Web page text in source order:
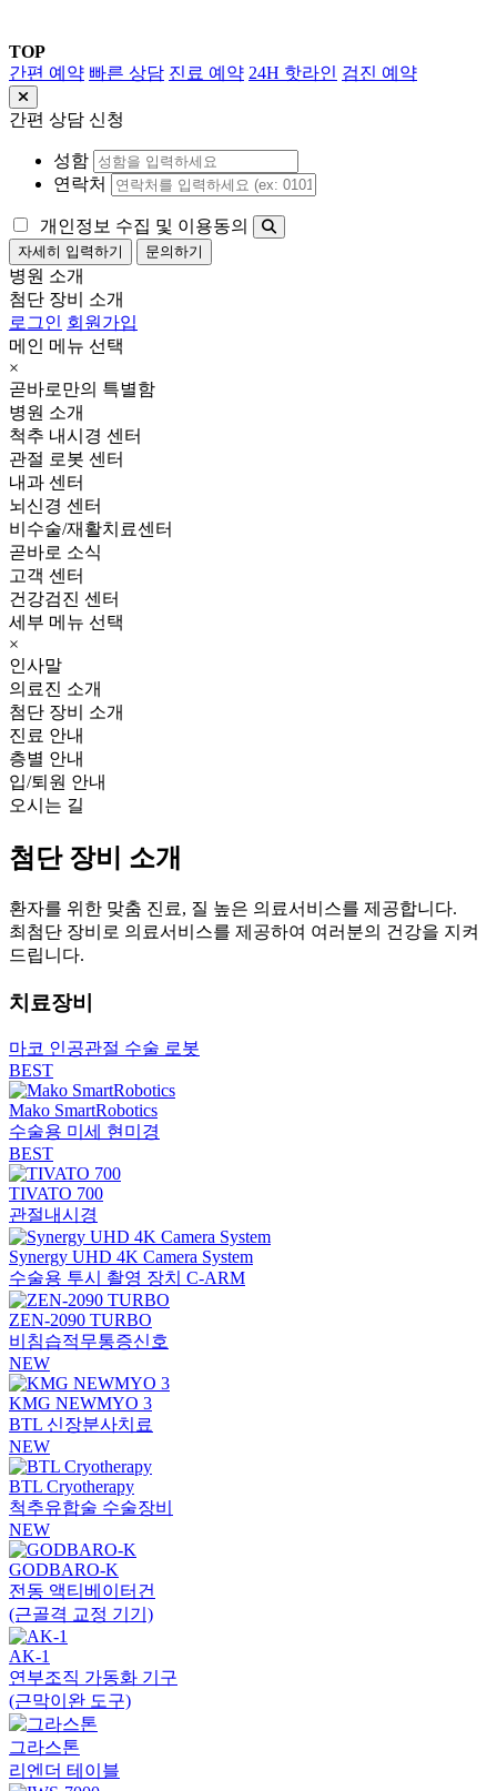
TOP
간편 예약 빠른 상담 진료 예약 24H 핫라인 검진 예약
간편 상담 신청
성함
연락처
개인정보 수집 및 이용동의
자세히 입력하기 문의하기
병원 소개
첨단 장비 소개
로그인 회원가입
메인 메뉴 선택
×
곧바로만의 특별함
병원 소개
척추 내시경 센터
관절 로봇 센터
내과 센터
뇌신경 센터
비수술/재활치료센터
곧바로 소식
고객 센터
건강검진 센터
세부 메뉴 선택
×
인사말
의료진 소개
첨단 장비 소개
진료 안내
층별 안내
입/퇴원 안내
오시는 길
첨단 장비 소개
환자를 위한 맞춤 진료, 질 높은 의료서비스를 제공합니다.
최첨단 장비로 의료서비스를 제공하여 여러분의 건강을 지켜
드립니다.
치료장비
마코 인공관절 수술 로봇
BEST
Mako SmartRobotics
수술용 미세 현미경
BEST
TIVATO 700
관절내시경
Synergy UHD 4K Camera System
수술용 투시 촬영 장치 C-ARM
ZEN-2090 TURBO
비침습적무통증신호
NEW
KMG NEWMYO 3
BTL 신장분사치료
NEW
BTL Cryotherapy
척추유합술 수술장비
NEW
GODBARO-K
전동 액티베이터건
(근골격 교정 기기)
AK-1
연부조직 가동화 기구
(근막이완 도구)
그라스톤
리엔더 테이블